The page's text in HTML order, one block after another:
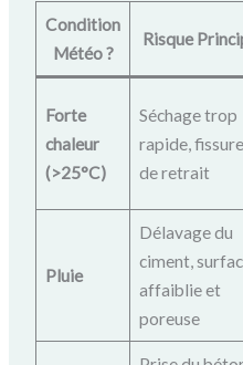
Condition
Météo ?️
Risque
Forte
chaleur
(>25°C)
Séchage trop
rapide,
de retrait
Pluie
Délavage du
ciment,
affaiblie et
poreuse